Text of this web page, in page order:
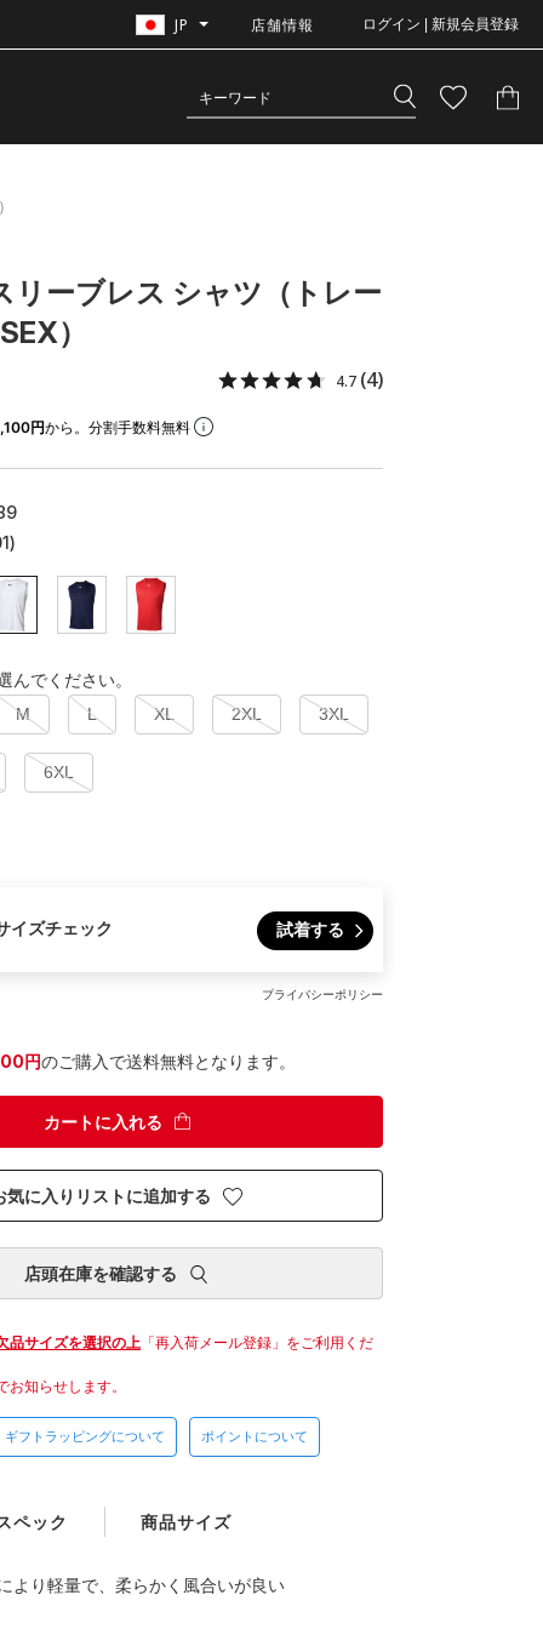
JP 店舗情報 ログイン | 新規会員登録
リーブレス シャツ（トレー
）
4.7 (4)
円から。分割手数料無料
んでください。
M L XL 2XL 3XL
6XL
イズチェック 試着する
プライバシーポリシー
円のご購入で送料無料となります。
カートに入れる
気に入りリストに追加する
店頭在庫を確認する
品サイズを選択の上 「再入荷メール登録」をご利用くだ
知らせします。
ギフトラッピングについて ポイントについて
より軽量で、柔らかく風合いが良い
ペック 商品サイズ